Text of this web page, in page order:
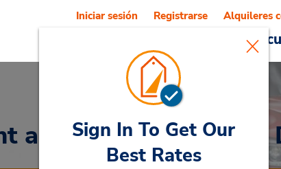
Iniciar sesión Registrarse Alquileres
a Carat Grand Hyatt
Sign In To Get Our
Best Rates